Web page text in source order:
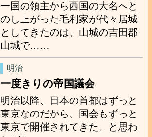
一国の領主から西国の大名へと
のし上がった毛利家が代々居城
としてきたのは、山城の吉田郡
山城で……
明治
一度きりの帝国議会
明治以降、日本の首都はずっと
東京なのだから、国会もずっと
東京で開催されてきた、と思わ